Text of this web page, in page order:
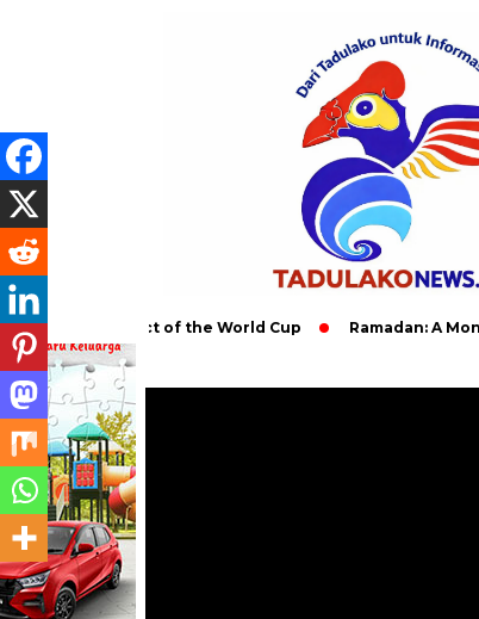
Impact of the World Cup Ramadan: A Month of